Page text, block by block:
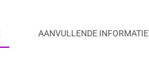
AANVULLENDE INFORMATIE